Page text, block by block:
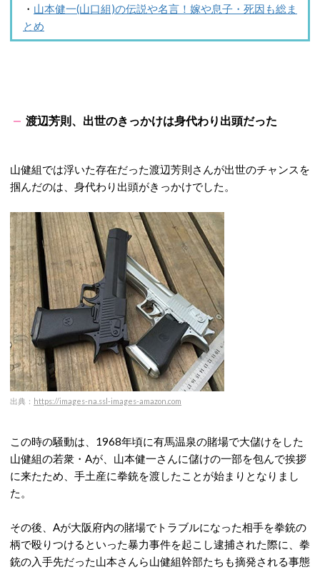
・ 山本健一(山口組)の伝説や名言！嫁や息子・死因も総ま
とめ
渡辺芳則、出世のきっかけは身代わり出頭だった
山健組では浮いた存在だった渡辺芳則さんが出世のチャンスを
掴んだのは、身代わり出頭がきっかけでした。
出典： https://images-na.ssl-images-amazon.com
この時の騒動は、1968年頃に有馬温泉の賭場で大儲けをした
山健組の若衆・Aが、山本健一さんに儲けの一部を包んで挨拶
に来たため、手土産に拳銃を渡したことが始まりとなりまし
た。
その後、Aが大阪府内の賭場でトラブルになった相手を拳銃の
柄で殴りつけるといった暴力事件を起こし逮捕された際に、拳
銃の入手先だった山本さんら山健組幹部たちも摘発される事態